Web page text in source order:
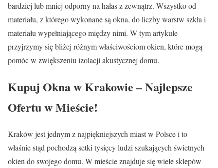
bardziej lub mniej odporny na hałas z zewnątrz. Wszystko od
materiału, z którego wykonane są okna, do liczby warstw szkła i
materiału wypełniającego między nimi. W tym artykule
przyjrzymy się bliżej różnym właściwościom okien, które mogą
pomóc w zwiększeniu izolacji akustycznej domu.
Kupuj Okna w Krakowie – Najlepsze
Ofertu w Mieście!
Kraków jest jednym z najpiękniejszych miast w Polsce i to
właśnie stąd pochodzą setki tysięcy ludzi szukających świetnych
okien do swojego domu. W mieście znajduje się wiele sklepów